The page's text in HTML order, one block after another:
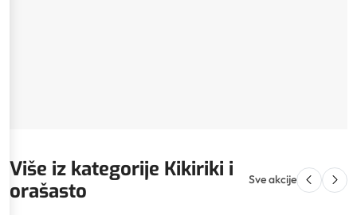
Više iz kategorije Kikiriki i
orašasto
Sve akcije